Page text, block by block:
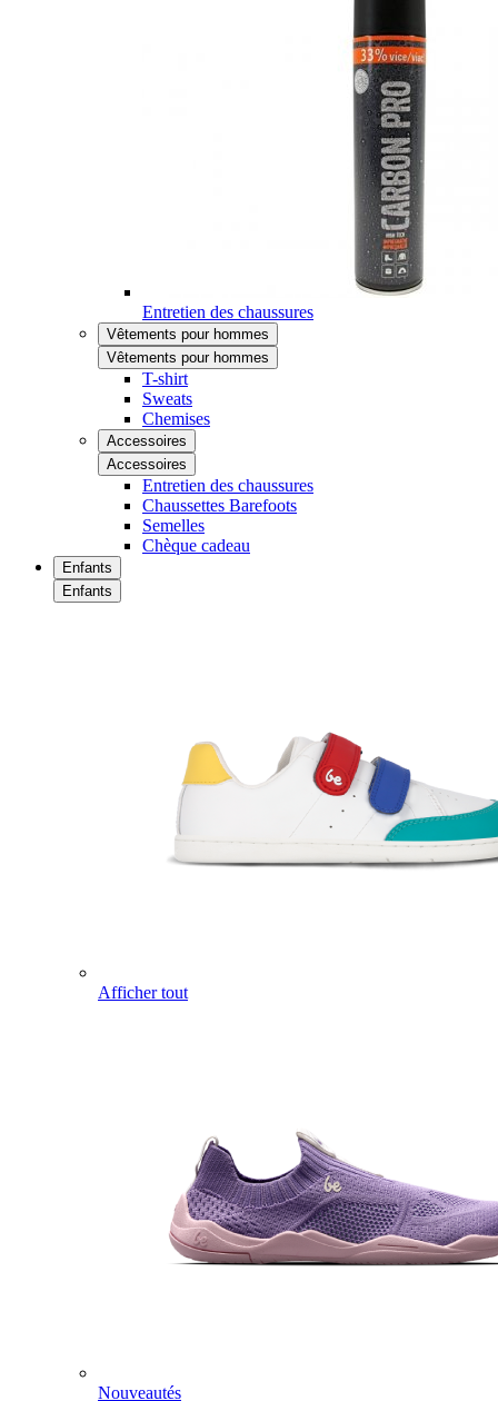
Entretien des chaussures
Vêtements pour hommes
Vêtements pour hommes
T-shirt
Sweats
Chemises
Accessoires
Accessoires
Entretien des chaussures
Chaussettes Barefoots
Semelles
Chèque cadeau
Enfants
Enfants
Afficher tout
Nouveautés